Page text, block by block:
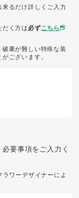
るだけ詳しくご入力
だく方は 必ずこちら
破棄が難しい特殊な装
ございます。
要事項をご入力く
ワーデザイナーによ